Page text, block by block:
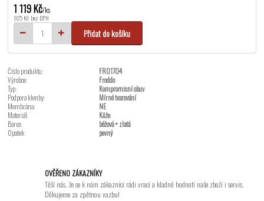
1 119 Kč/ks
925 Kč bez DPH
Přidat do košíku
Číslo produktu:
FRO1704
Výrobce:
Froddo
Typ:
Kompromisní obuv
Podpora klenby:
Mírné tvarování
Membrána:
NE
Materiál:
Kůže
Barva:
béžová + zlatá
Opatek:
pevný
OVĚŘENO ZÁKAZNÍKY
Těší nás, že se k nám zákazníci rádi vrací a kladně hodnotí naše zboží i servis.
Děkujeme za zpětnou vazbu!